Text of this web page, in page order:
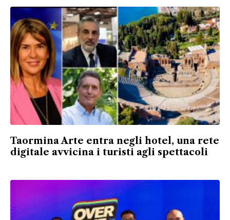
Taormina Arte entra negli hotel, una rete
digitale avvicina i turisti agli spettacoli